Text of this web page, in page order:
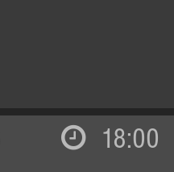
18:00